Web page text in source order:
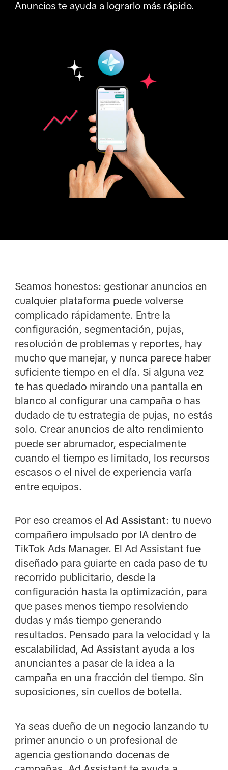
Anuncios te ayuda a lograrlo más rápido.
Seamos honestos: gestionar anuncios en
cualquier plataforma puede volverse
complicado rápidamente. Entre la
configuración, segmentación, pujas,
resolución de problemas y reportes, hay
mucho que manejar, y nunca parece haber
suficiente tiempo en el día. Si alguna vez
te has quedado mirando una pantalla en
blanco al configurar una campaña o has
dudado de tu estrategia de pujas, no estás
solo. Crear anuncios de alto rendimiento
puede ser abrumador, especialmente
cuando el tiempo es limitado, los recursos
escasos o el nivel de experiencia varía
entre equipos.
Por eso creamos el Ad Assistant: tu nuevo
compañero impulsado por IA dentro de
TikTok Ads Manager. El Ad Assistant fue
diseñado para guiarte en cada paso de tu
recorrido publicitario, desde la
configuración hasta la optimización, para
que pases menos tiempo resolviendo
dudas y más tiempo generando
resultados. Pensado para la velocidad y la
escalabilidad, Ad Assistant ayuda a los
anunciantes a pasar de la idea a la
campaña en una fracción del tiempo. Sin
suposiciones, sin cuellos de botella.
Ya seas dueño de un negocio lanzando tu
primer anuncio o un profesional de
agencia gestionando docenas de